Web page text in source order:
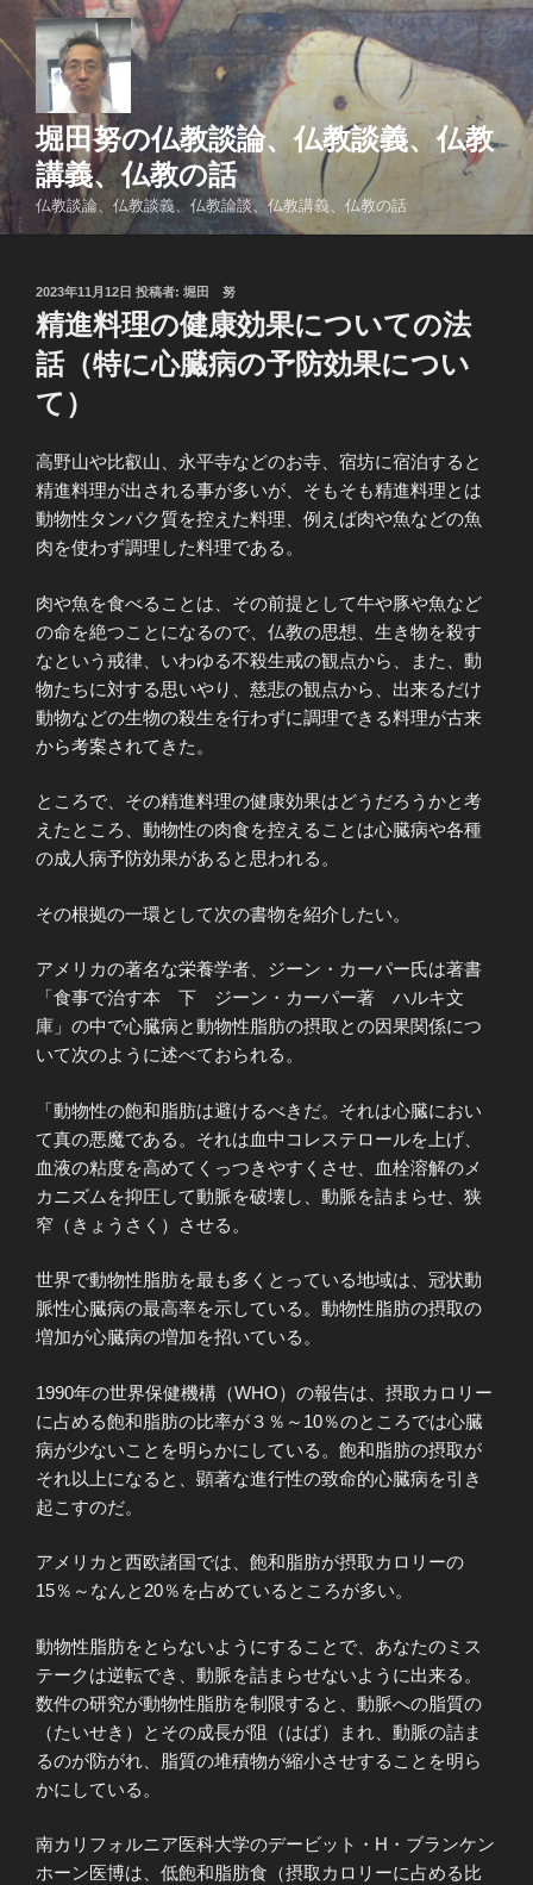
ン
ツ
キ
ッ
堀田努の仏教談論、仏教談義、仏教
講義、仏教の話
仏教談論、仏教談義、仏教論談、仏教講義、仏教の話
投
稿
日:
2023年11月12日 投稿者: 堀田 努
精進料理の健康効果についての法
話（特に心臓病の予防効果につい
て）
高野山や比叡山、永平寺などのお寺、宿坊に宿泊すると
精進料理が出される事が多いが、そもそも精進料理とは
動物性タンパク質を控えた料理、例えば肉や魚などの魚
肉を使わず調理した料理である。
肉や魚を食べることは、その前提として牛や豚や魚など
の命を絶つことになるので、仏教の思想、生き物を殺す
なという戒律、いわゆる不殺生戒の観点から、また、動
物たちに対する思いやり、慈悲の観点から、出来るだけ
動物などの生物の殺生を行わずに調理できる料理が古来
から考案されてきた。
ところで、その精進料理の健康効果はどうだろうかと考
えたところ、動物性の肉食を控えることは心臓病や各種
の成人病予防効果があると思われる。
その根拠の一環として次の書物を紹介したい。
アメリカの著名な栄養学者、ジーン・カーパー氏は著書
「食事で治す本 下 ジーン・カーパー著 ハルキ文
庫」の中で心臓病と動物性脂肪の摂取との因果関係につ
いて次のように述べておられる。
「動物性の飽和脂肪は避けるべきだ。それは心臓におい
て真の悪魔である。それは血中コレステロールを上げ、
血液の粘度を高めてくっつきやすくさせ、血栓溶解のメ
カニズムを抑圧して動脈を破壊し、動脈を詰まらせ、狭
窄（きょうさく）させる。
世界で動物性脂肪を最も多くとっている地域は、冠状動
脈性心臓病の最高率を示している。動物性脂肪の摂取の
増加が心臓病の増加を招いている。
1990年の世界保健機構（WHO）の報告は、摂取カロリー
に占める飽和脂肪の比率が３％～10％のところでは心臓
病が少ないことを明らかにしている。飽和脂肪の摂取が
それ以上になると、顕著な進行性の致命的心臓病を引き
起こすのだ。
アメリカと西欧諸国では、飽和脂肪が摂取カロリーの
15％～なんと20％を占めているところが多い。
動物性脂肪をとらないようにすることで、あなたのミス
テークは逆転でき、動脈を詰まらせないように出来る。
数件の研究が動物性脂肪を制限すると、動脈への脂質の
（たいせき）とその成長が阻（はば）まれ、動脈の詰ま
るのが防がれ、脂質の堆積物が縮小させすることを明ら
かにしている。
南カリフォルニア医科大学のデービット・H・ブランケン
ホーン医博は、低飽和脂肪食（摂取カロリーに占める比